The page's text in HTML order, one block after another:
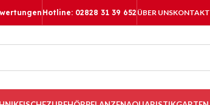
Hotline: 02828 31 39 652 ÜBER UNSKONTAKT